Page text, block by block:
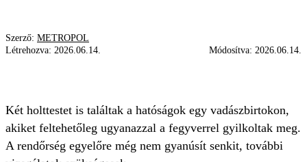
Szerző: METROPOL
Létrehozva: 2026.06.14. Módosítva: 2026.06.14.
Két holttestet is találtak a hatóságok egy vadászbirtokon,
akiket feltehetőleg ugyanazzal a fegyverrel gyilkoltak meg.
A rendőrség egyelőre még nem gyanúsít senkit, további